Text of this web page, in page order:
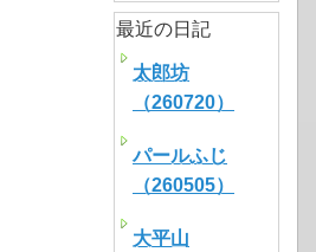
最近の日記
太郎坊
（260720）
パールふじ
（260505）
大平山